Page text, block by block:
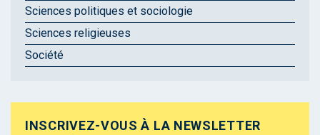
Sciences politiques et sociologie
Sciences religieuses
Société
INSCRIVEZ-VOUS À LA NEWSLETTER